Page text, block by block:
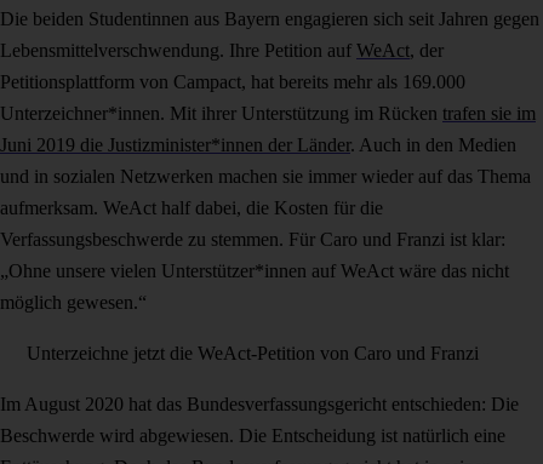
Die beiden Studentinnen aus Bayern engagieren sich seit Jahren gegen
Lebensmittelverschwendung. Ihre Petition auf WeAct, der
Petitionsplattform von Campact, hat bereits mehr als 169.000
Unterzeichner*innen. Mit ihrer Unterstützung im Rücken trafen sie im
Juni 2019 die Justizminister*innen der Länder. Auch in den Medien
und in sozialen Netzwerken machen sie immer wieder auf das Thema
aufmerksam. WeAct half dabei, die Kosten für die
Verfassungsbeschwerde zu stemmen. Für Caro und Franzi ist klar:
„Ohne unsere vielen Unterstützer*innen auf WeAct wäre das nicht
möglich gewesen.“
Unterzeichne jetzt die WeAct-Petition von Caro und Franzi
Im August 2020 hat das Bundesverfassungsgericht entschieden: Die
Beschwerde wird abgewiesen. Die Entscheidung ist natürlich eine